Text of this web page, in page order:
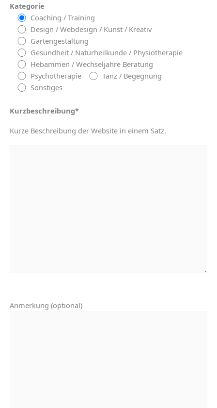
Kategorie
Coaching / Training
Design / Webdesign / Kunst / Kreativ
Gartengestaltung
Gesundheit / Naturheilkunde / Physiotherapie
Hebammen / Wechseljahre Beratung
Psychotherapie
Tanz / Begegnung
Sonstiges
Kurzbeschreibung*
Kurze Beschreibung der Website in einem Satz.
Anmerkung (optional)